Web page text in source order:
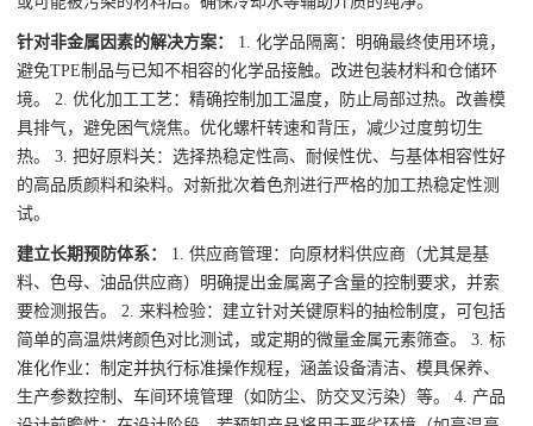
针对非金属因素的解决方案：
1. 化学品隔离：明确最终使用环境，
避免TPE制品与已知不相容的化学品接触。改进包装材料和仓储环
境。
2. 优化加工工艺：精确控制加工温度，防止局部过热。改善模
具排气，避免困气烧焦。优化螺杆转速和背压，减少过度剪切生
热。
3. 把好原料关：选择热稳定性高、耐候性优、与基体相容性好
的高品质颜料和染料。对新批次着色剂进行严格的加工热稳定性测
试。
建立长期预防体系：
1. 供应商管理：向原材料供应商（尤其是基
料、色母、油品供应商）明确提出金属离子含量的控制要求，并索
要检测报告。
2. 来料检验：建立针对关键原料的抽检制度，可包括
简单的高温烘烤颜色对比测试，或定期的微量金属元素筛查。
3. 标
准化作业：制定并执行标准操作规程，涵盖设备清洁、模具保养、
生产参数控制、车间环境管理（如防尘、防交叉污染）等。
4. 产品